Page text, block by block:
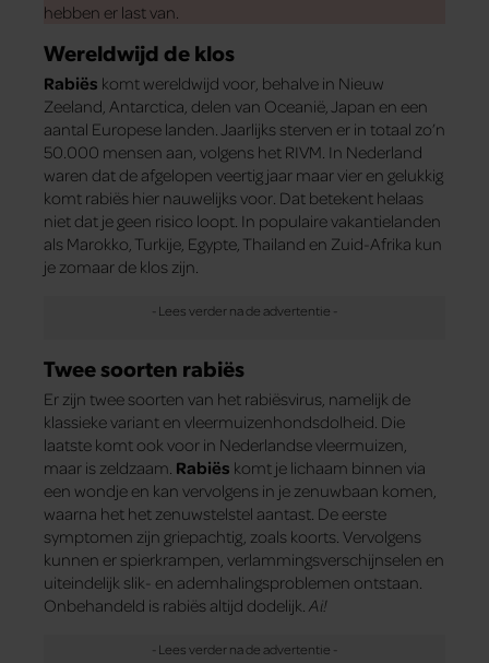
hebben er last van.
Wereldwijd de klos
Rabiës komt wereldwijd voor, behalve in Nieuw
Zeeland, Antarctica, delen van Oceanië, Japan en een
aantal Europese landen. Jaarlijks sterven er in totaal zo’n
50.000 mensen aan, volgens het RIVM. In Nederland
waren dat de afgelopen veertig jaar maar vier en gelukkig
komt rabiës hier nauwelijks voor. Dat betekent helaas
niet dat je geen risico loopt. In populaire vakantielanden
als Marokko, Turkije, Egypte, Thailand en Zuid-Afrika kun
je zomaar de klos zijn.
Twee soorten rabiës
Er zijn twee soorten van het rabiësvirus, namelijk de
klassieke variant en vleermuizenhondsdolheid. Die
laatste komt ook voor in Nederlandse vleermuizen,
maar is zeldzaam. Rabiës komt je lichaam binnen via
een wondje en kan vervolgens in je zenuwbaan komen,
waarna het het zenuwstelstel aantast. De eerste
symptomen zijn griepachtig, zoals koorts. Vervolgens
kunnen er spierkrampen, verlammingsverschijnselen en
uiteindelijk slik- en ademhalingsproblemen ontstaan.
Onbehandeld is rabiës altijd dodelijk. Ai!